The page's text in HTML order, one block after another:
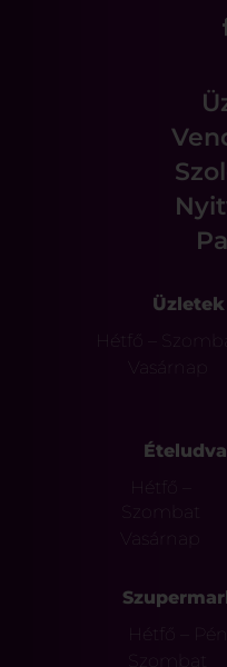
Hétfő –
Vasárnap
Hétfő –
Szombat
Vasárnap
Hétfő –
Szombat